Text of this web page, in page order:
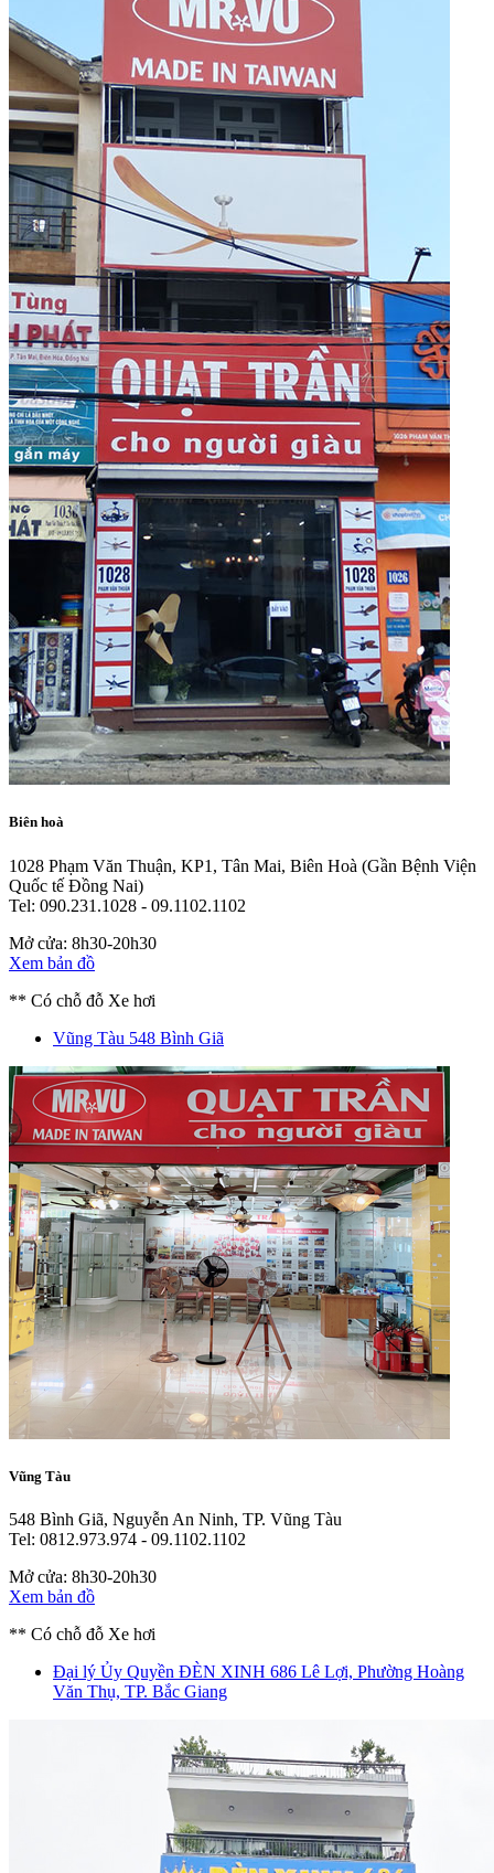
Biên hoà
1028 Phạm Văn Thuận, KP1, Tân Mai, Biên Hoà (Gần Bệnh Viện
Quốc tế Đồng Nai)
Tel: 090.231.1028 - 09.1102.1102
Mở cửa: 8h30-20h30
Xem bản đồ
** Có chỗ đỗ Xe hơi
Vũng Tàu 548 Bình Giã
Vũng Tàu
548 Bình Giã, Nguyễn An Ninh, TP. Vũng Tàu
Tel: 0812.973.974 - 09.1102.1102
Mở cửa: 8h30-20h30
Xem bản đồ
** Có chỗ đỗ Xe hơi
Đại lý Ủy Quyền ĐÈN XINH 686 Lê Lợi, Phường Hoàng
Văn Thụ, TP. Bắc Giang